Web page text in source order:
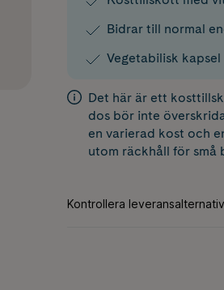
Bidrar till normal
Vegetabilisk kapsel
Det här är ett
dos bör inte
en varierad kost och
utom räckhåll för små